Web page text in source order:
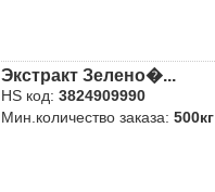
Экстракт Зелено�...
HS код:3824909990
Мин.количество заказа:500кг